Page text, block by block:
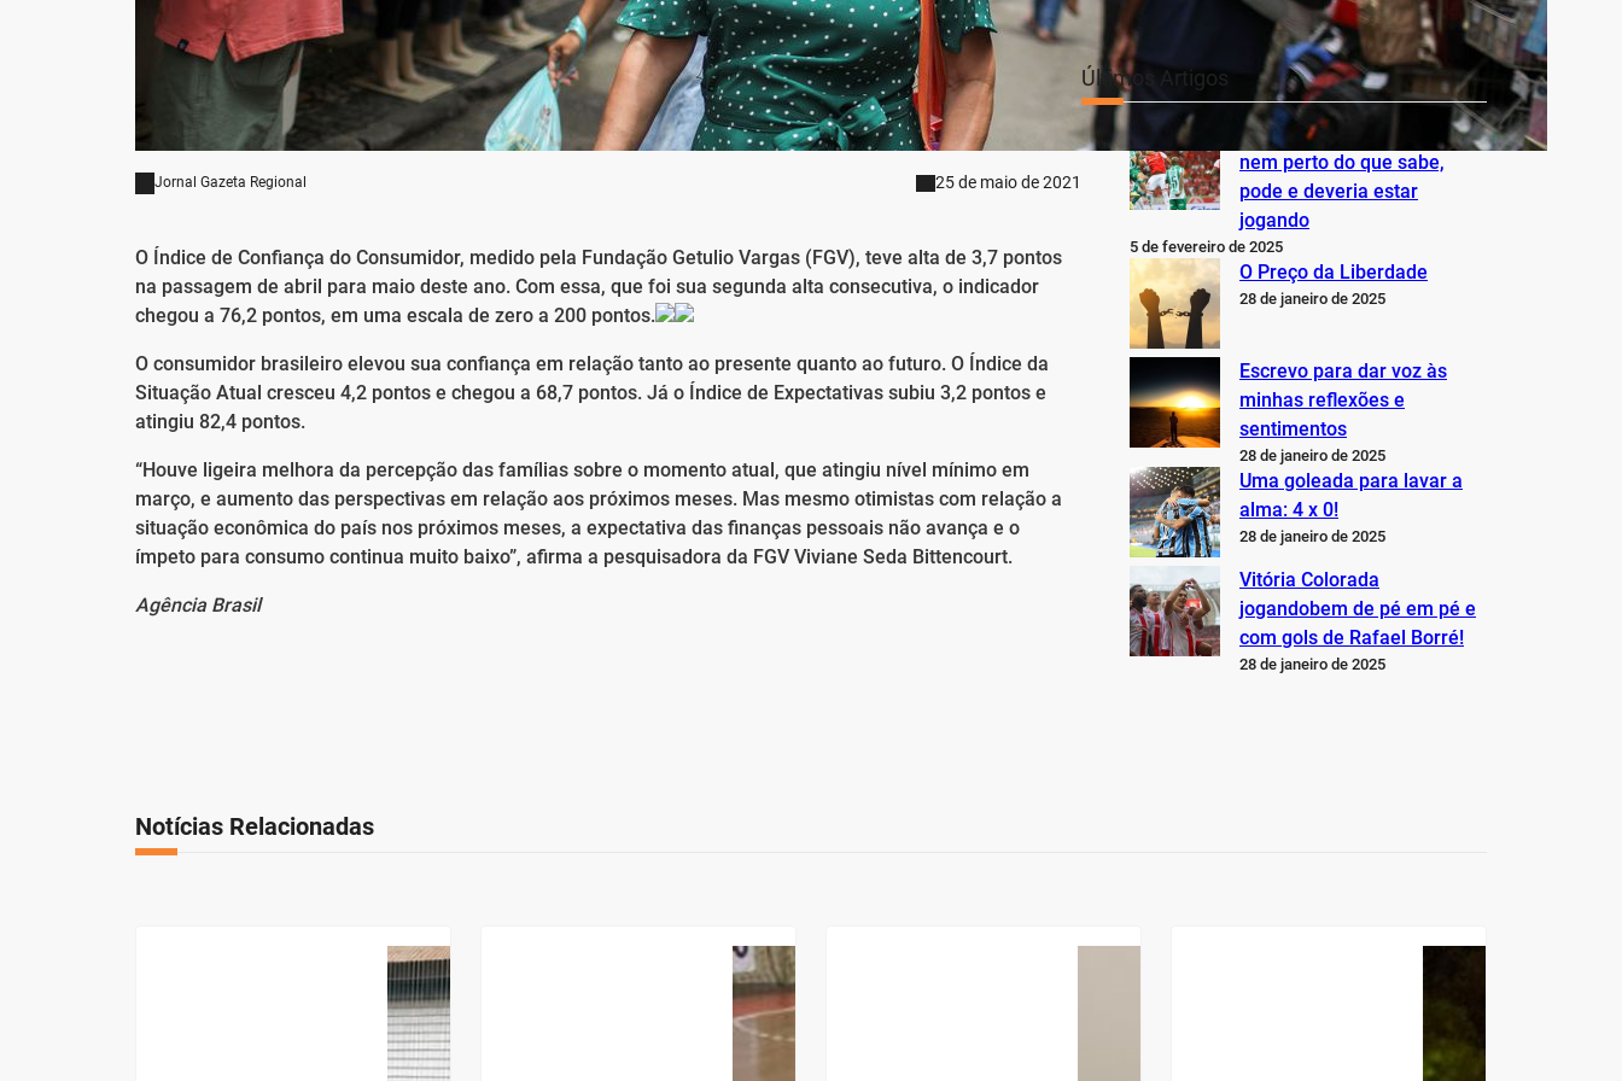
Jornal Gazeta Regional 25 de maio de 2021
O Índice de Confiança do Consumidor, medido pela Fundação Getulio Vargas (FGV), teve alta de 3,7 pontos
na passagem de abril para maio deste ano. Com essa, que foi sua segunda alta consecutiva, o indicador
chegou a 76,2 pontos, em uma escala de zero a 200 pontos.
O consumidor brasileiro elevou sua confiança em relação tanto ao presente quanto ao futuro. O Índice da
Situação Atual cresceu 4,2 pontos e chegou a 68,7 pontos. Já o Índice de Expectativas subiu 3,2 pontos e
atingiu 82,4 pontos.
“Houve ligeira melhora da percepção das famílias sobre o momento atual, que atingiu nível mínimo em
março, e aumento das perspectivas em relação aos próximos meses. Mas mesmo otimistas com relação a
situação econômica do país nos próximos meses, a expectativa das finanças pessoais não avança e o
ímpeto para consumo continua muito baixo”, afirma a pesquisadora da FGV Viviane Seda Bittencourt.
Agência Brasil
Últimos Artigos
O Inter não está jogando
nem perto do que sabe,
pode e deveria estar
jogando
5 de fevereiro de 2025
O Preço da Liberdade
28 de janeiro de 2025
Escrevo para dar voz às
minhas reflexões e
sentimentos
28 de janeiro de 2025
Uma goleada para lavar a
alma: 4 x 0!
28 de janeiro de 2025
Vitória Colorada
jogandobem de pé em pé e
com gols de Rafael Borré!
28 de janeiro de 2025
Notícias Relacionadas